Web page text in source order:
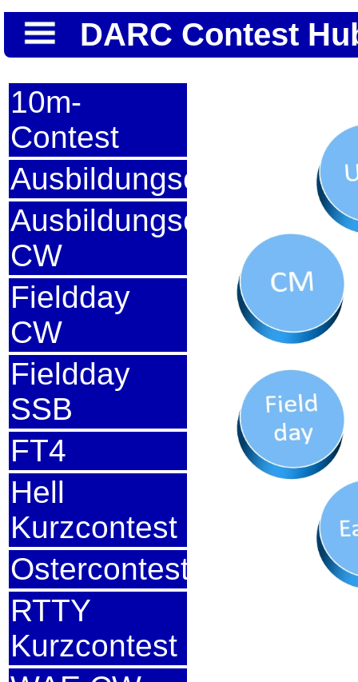
DARC Contest
10m-
Contest
Ausbildungscontest
Ausbildungscontest
CW
Fieldday
CW
Fieldday
SSB
FT4
Hell
Kurzcontest
Ostercontest
RTTY
Kurzcontest